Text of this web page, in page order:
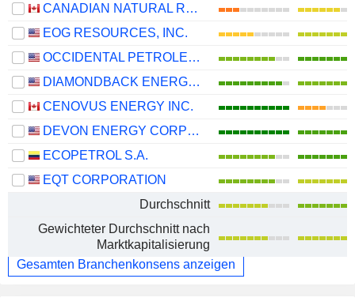
CANADIAN NATURAL RESOURCES LIMITED
EOG RESOURCES, INC.
OCCIDENTAL PETROLEUM CORPORATION
DIAMONDBACK ENERGY, INC.
CENOVUS ENERGY INC.
DEVON ENERGY CORPORATION
ECOPETROL S.A.
EQT CORPORATION
Durchschnitt
Gewichteter Durchschnitt nach
Marktkapitalisierung
Gesamten Branchenkonsens anzeigen